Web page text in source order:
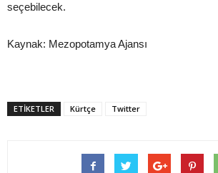
seçebilecek.
Kaynak: Mezopotamya Ajansı
ETIKETLER Kürtçe Twitter